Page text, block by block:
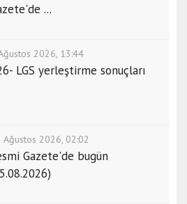
...
2026, 13:44
LGS yerleştirme sonuçları
Ağustos 2026, 02:02
Gazete'de bugün